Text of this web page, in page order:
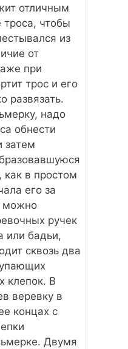
отличным
троса, чтобы
из
от
при
трос и его
развязать.
надо
обнести
затем
как в простом
его за
можно
ручек
или бадьи,
сквозь два
клепок. В
веревку в
концах с
Двумя